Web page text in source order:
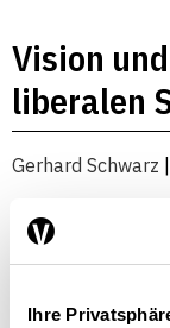
Ihre
Vision
liberalen
Gerhard Schwarz